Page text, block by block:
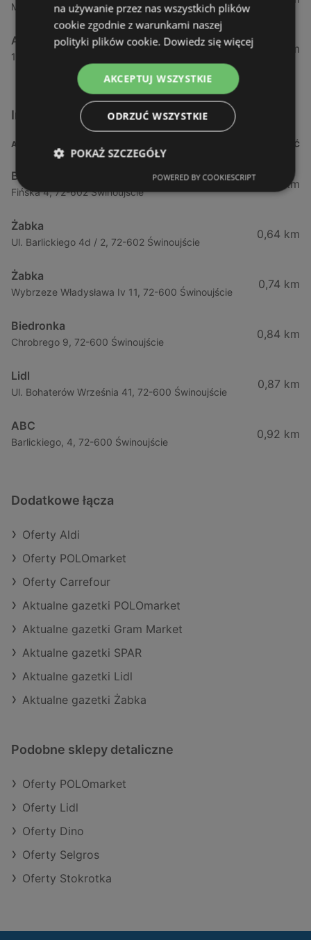
Maszewska 7, 72-100 Goleniów
Aldi
1 Maja 43, 71-627 Szczecin
54,82 km
Inne sklepy Supermarkety w pobliżu
ADRES ODLEGŁOŚĆ
Biedronka
Fińska 4, 72-602 Świnoujście
0,23 km
Żabka
Ul. Barlickiego 4d / 2, 72-602 Świnoujście
0,64 km
Żabka
Wybrzeze Władysława Iv 11, 72-600 Świnoujście
0,74 km
Biedronka
Chrobrego 9, 72-600 Świnoujście
0,84 km
Lidl
Ul. Bohaterów Września 41, 72-600 Świnoujście
0,87 km
ABC
Barlickiego, 4, 72-600 Świnoujście
0,92 km
Dodatkowe łącza
Oferty Aldi
Oferty POLOmarket
Oferty Carrefour
Aktualne gazetki POLOmarket
Aktualne gazetki Gram Market
Aktualne gazetki SPAR
Aktualne gazetki Lidl
Aktualne gazetki Żabka
Podobne sklepy detaliczne
Oferty POLOmarket
Oferty Lidl
Oferty Dino
Oferty Selgros
Oferty Stokrotka
na używanie przez nas wszystkich plików
cookie zgodnie z warunkami naszej
polityki plików cookie. Dowiedz się więcej
AKCEPTUJ WSZYSTKIE
ODRZUĆ WSZYSTKIE
POKAŻ SZCZEGÓŁY
POWERED BY COOKIESCRIPT